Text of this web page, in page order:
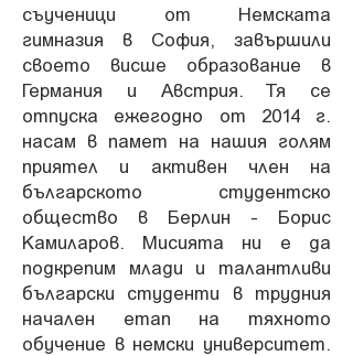
съученици от Немската
гимназия в София, завършили
своето висше образование в
Германия и Австрия. Тя се
отпуска ежегодно от 2014 г.
насам в памет на нашия голям
приятел и активен член на
българското студентско
общество в Берлин - Борис
Камиларов. Мисията ни е да
подкрепим млади и талантливи
български студенти в трудния
начален етап на тяхното
обучение в немски университет.